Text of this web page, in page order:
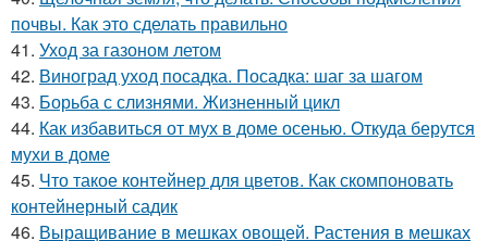
почвы. Как это сделать правильно
41. Уход за газоном летом
42. Виноград уход посадка. Посадка: шаг за шагом
43. Борьба с слизнями. Жизненный цикл
44. Как избавиться от мух в доме осенью. Откуда берутся
мухи в доме
45. Что такое контейнер для цветов. Как скомпоновать
контейнерный садик
46. Выращивание в мешках овощей. Растения в мешках